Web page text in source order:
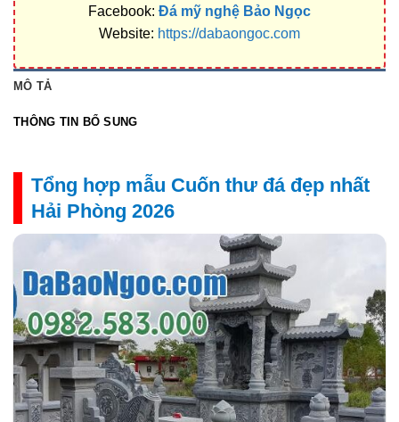
Facebook: Đá mỹ nghệ Bảo Ngọc
Website: https://dabaongoc.com
MÔ TẢ
THÔNG TIN BỔ SUNG
Tổng hợp mẫu Cuốn thư đá đẹp nhất
Hải Phòng 2026